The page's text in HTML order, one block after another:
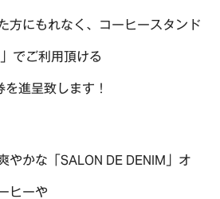
方にもれなく、コーヒースタンド
でご利用頂ける
進呈致します！
やかな「SALON DE DENIM」オ
ヒーや